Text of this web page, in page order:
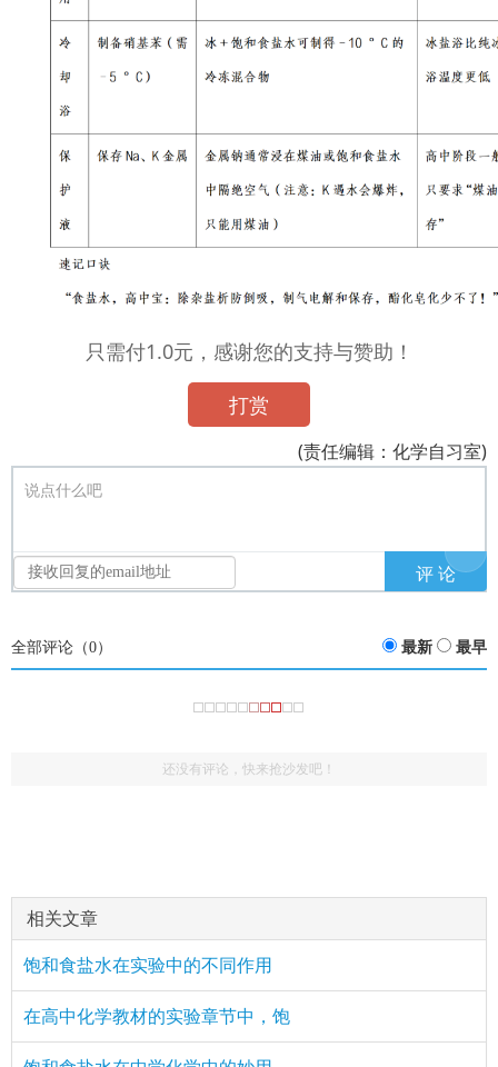
只需付1.0元，感谢您的支持与赞助！
打赏
(责任编辑：化学自习室)
说点什么吧
全部评论（0） 最新 最早
还没有评论，快来抢沙发吧！
相关文章
饱和食盐水在实验中的不同作用
在高中化学教材的实验章节中，饱